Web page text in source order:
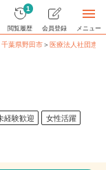
1
閲覧履歴 会員登録 メニュー
千葉県野田市＞ 医療法人社団恵
経験歓迎 女性活躍